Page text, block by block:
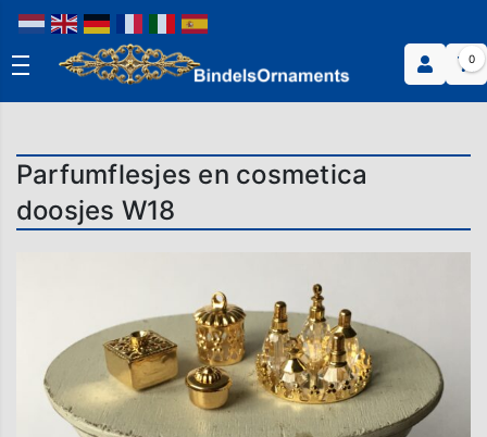
0
Parfumflesjes en cosmetica
doosjes W18